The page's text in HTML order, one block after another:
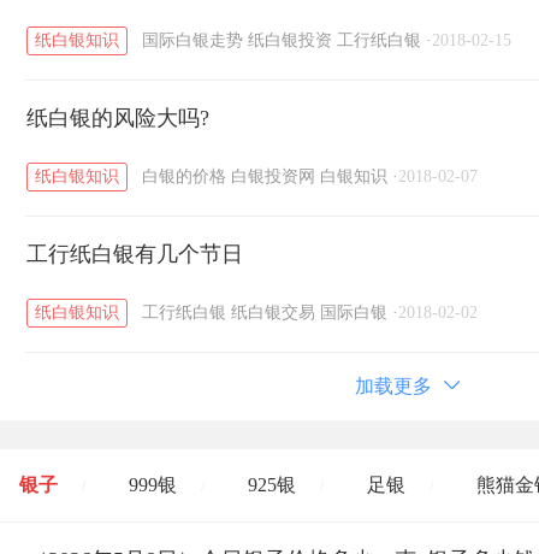
纸白银知识 国际白银走势 纸白银投资 工行纸白银 · 2018-02-15
纸白银的风险大吗?
纸白银知识 白银的价格 白银投资网 白银知识 · 2018-02-07
工行纸白银有几个节日
纸白银知识 工行纸白银 纸白银交易 国际白银 · 2018-02-02
加载更多
银子 999银 925银 足银 熊猫金